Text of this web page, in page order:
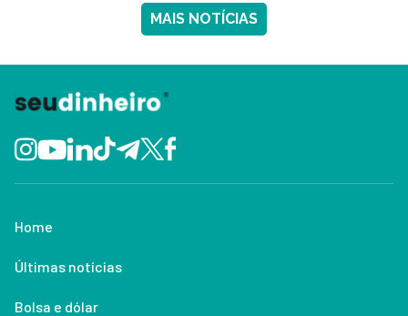
MAIS NOTÍCIAS
Home
Últimas notícias
Bolsa e dólar